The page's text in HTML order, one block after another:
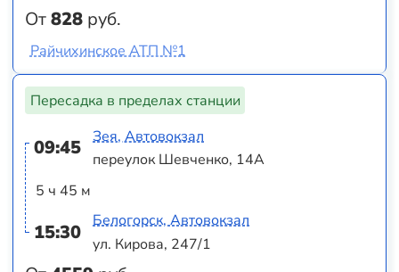
От828 руб.
Райчихинское АТП №1
Пересадка в пределах станции
09:45
5 ч 45 м
15:30
Зея, Автовокзал
переулок Шевченко, 14А
Белогорск, Автовокзал
ул. Кирова, 247/1